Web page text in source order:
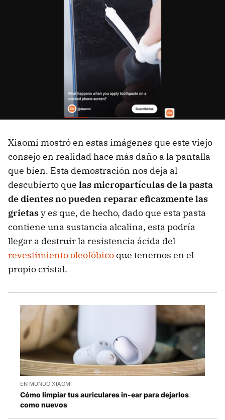
Xiaomi mostró en estas imágenes que este viejo
consejo en realidad hace más daño a la pantalla
que bien. Esta demostración nos deja al
descubierto que las micropartículas de la pasta
de dientes no pueden reparar eficazmente las
grietasy es que, de hecho, dado que esta pasta
contiene una sustancia alcalina, esta podría
llegar a destruir la resistencia ácida del
revestimiento oleofóbico que tenemos en el
propio cristal.
EN MUNDO XIAOMI
Cómo limpiar tus auriculares in-ear para dejarlos
como nuevos